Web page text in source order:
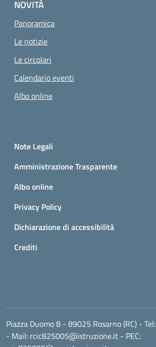
NOVITÀ
Panoramica
Le notizie
Le circolari
Calendario eventi
Albo online
Small prints
Note Legali
Amministrazione Trasparente
Albo online
Privacy Policy
Dichiarazione di accessibilità
Crediti
Piazza Duomo 8 - 89025 Rosarno (RC) - Tel:
- Mail: rcic825005@istruzione.it - PEC: